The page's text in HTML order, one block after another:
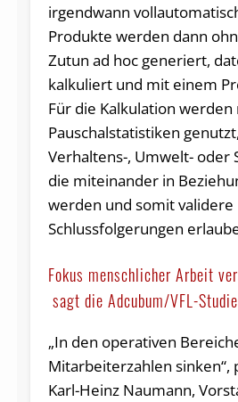
irgendwann
Produkte werden dann
Zutun ad hoc generiert,
kalkuliert und mit einem
Für die Kalkulation
Pauschalstatistiken
Verhaltens-, Umwelt- oder
die miteinander in
werden und somit validere
Schlussfolgerungen
Fokus menschlicher Arbeit
sagt die Adcubum/VFL-Studie
„In den operativen
Mitarbeiterzahlen sinken“,
Karl-Heinz Naumann,